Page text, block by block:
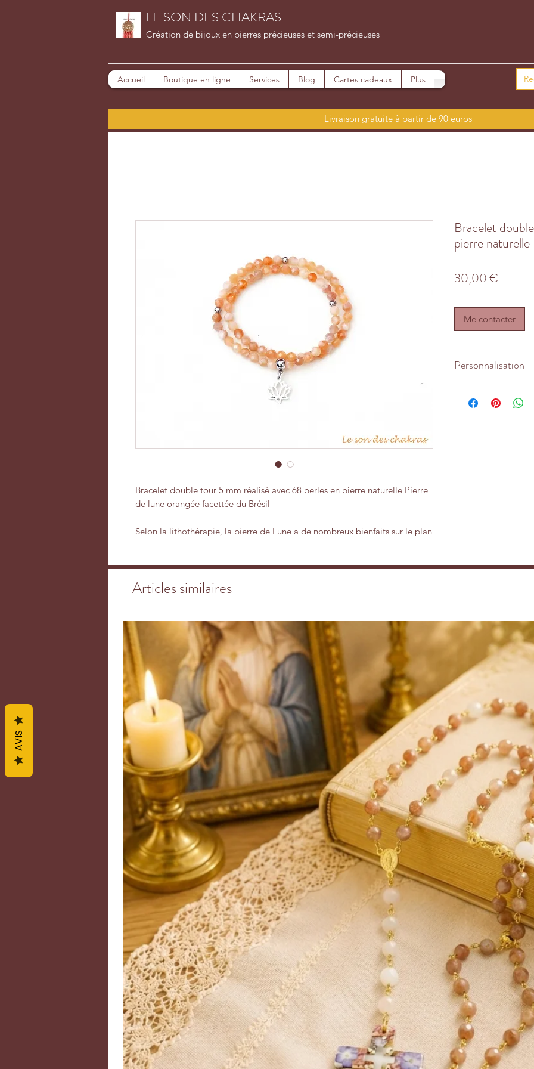
LE SON DES CHAKRAS
Création de bijoux en pierres précieuses et semi-précieuses
Accueil Boutique en ligne Services Blog Cartes cadeaux Plus
Livraison gratuite à partir de 90 euros
Bracelet double tour 5 mm réalisé avec 68 perles en pierre naturelle Pierre
de lune orangée facettée du Brésil
Selon la lithothérapie, la pierre de Lune a de nombreux bienfaits sur le plan
cycles menstruels, de lutter contre les problèmes de rétention d’eau et
d’éliminer les toxines en favorisant l’activité des reins et de la vessie, de
ménopause, de réguler la thyroïde, de diminuer les troubles digestifs,
d’apaiser les démangeaisons dues aux piqûres d’insectes et de lutter contre
le somnambulisme.
La pierre de lune est une pierre yin d’essence féminine en lithothérapie.
C’est un minéral d’ouverture vers l’autre et de tolérance. Elle est assimilée
à l’enfance candide, bonne et innocente par nature. Elle sert de guide dans
les songes et facilite les rêves prémonitoires. Mais elle a aussi de nombreux
bienfaits d’un point de vue mental, psychologique et spirituel comme le fait
d’aider à la prise de décisions difficiles, de calmer les personnes ayant
tendance à être lunatiques ou hyperactives, de développer la créativité,
l’imaginaire et l’intuition (elle favorise les capacités extrasensorielles
utilisées en radiesthésie, en cartomancie, en voyance et médiumnité), de
diminuer le stress, les angoisses et les peurs, notamment quand elles sont
provoquées par autrui, de favoriser les relations avec l’autre, de consolider
le couple, d’augmenter la sensibilité à l’art et au beau et d’être en contact
avec le cosmos quand elle est posée sur le front. Dans l’Antiquité, la pierre
de Lune était considérée comme un objet de divination et comme la pierre
des déesses.
Certains hommes s’habillaient en femme et se mettaient une pierre de
Lune dans la bouche en espérant accéder à la sagacité divine. Dans la
Grèce antique, on lui prêtait le pouvoir de développer la passion et
d’augmenter la fertilité ainsi que le plaisir charnel. En Occident, au Moyen
Âge, les amants pensaient qu’ils pouvaient voir la réussite ou non de leur
couple en se plaçant une pierre de Lune dans la bouche. Une autre légende
raconte que le pape Léon X (1475-1521) en possédait une qui changeait de
couleur selon les phases de la Lune ! Pour les Romains, elle servait à
changer les phases astrales et à influencer les sentiments amoureux. Ces
derniers pensaient aussi que la déesse Diane (dont l’équivalent grec est
Artémis) était visible sur la pierre. Pour les Indiens, la pierre de Lune est
encore considérée comme un objet sacré et elle serait créée par le
rayonnement lunaire. Au Moyen-Orient, on lui prêtait aussi des vertus de
fertilité et les femmes en portaient pour accroître leurs chances de tomber
enceinte.
Bracelet
pierre
30,00 €
Me contacter
Personnalisation
15,5 - 16 cm. Pour
Articles similaires
AVIS